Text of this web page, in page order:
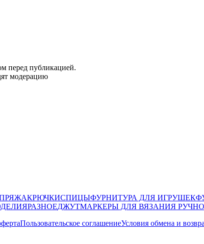
перед публикацией.
модерацию
КРЮЧКИСПИЦЫФУРНИТУРА ДЛЯ ИГРУШЕК
РАЗНОЕДЖУТМАРКЕРЫ ДЛЯ ВЯЗАНИЯ
Пользовательское соглашениеУсловия обмена и